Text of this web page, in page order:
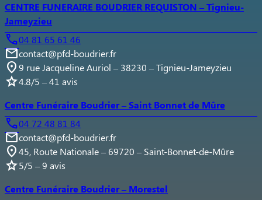
CENTRE FUNERAIRE BOUDRIER REQUISTON – Tignieu-
Jameyzieu
04 81 65 61 46
contact@pfd-boudrier.fr
9 rue Jacqueline Auriol – 38230 – Tignieu-Jameyzieu
4.8/5 – 41 avis
Centre Funéraire Boudrier – Saint Bonnet de Mûre
04 72 48 81 84
contact@pfd-boudrier.fr
45, Route Nationale – 69720 – Saint-Bonnet-de-Mûre
5/5 – 9 avis
Centre Funéraire Boudrier – Morestel